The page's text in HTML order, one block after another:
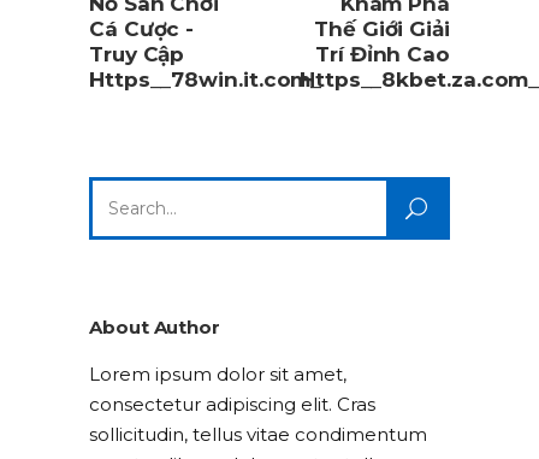
Cá Cược -
Truy Cập
Https__78win.it.com_
Thế Giới Giải
Trí Đỉnh Cao
Https__8kbet.za.com_
for:
About Author
Lorem ipsum dolor sit amet,
consectetur adipiscing elit. Cras
sollicitudin, tellus vitae condimentum